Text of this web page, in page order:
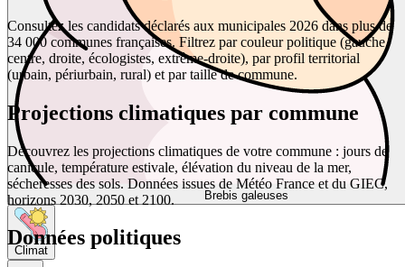
Brebis galeuses
Climat
Consultez les candidats déclarés aux municipales 2026 dans plus de
34 000 communes françaises. Filtrez par couleur politique (gauche,
centre, droite, écologistes, extrême-droite), par profil territorial
(urbain, périurbain, rural) et par taille de commune.
Projections climatiques par commune
Découvrez les projections climatiques de votre commune : jours de
canicule, température estivale, élévation du niveau de la mer,
sécheresses des sols. Données issues de Météo France et du GIEC,
horizons 2030, 2050 et 2100.
Données politiques